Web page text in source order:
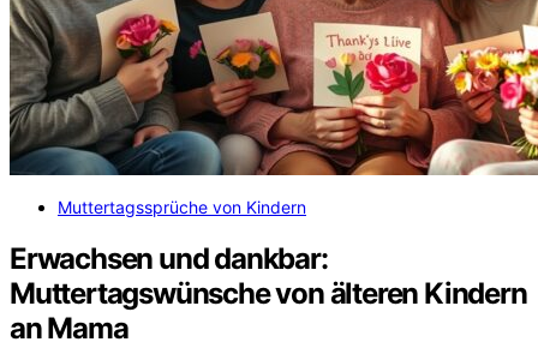
Muttertagssprüche von Kindern
Erwachsen und dankbar:
Muttertagswünsche von älteren Kindern
an Mama